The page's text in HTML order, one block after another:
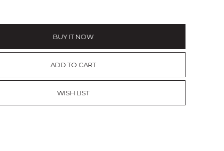
BUY IT NOW
ADD TO CART
WISH LIST